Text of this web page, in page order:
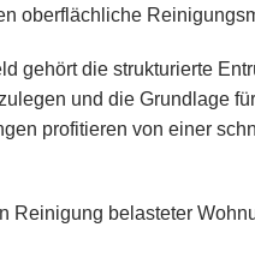
oberflächliche
gehört die strukturierte
und die Grundlage
profitieren von einer
Reinigung belasteter